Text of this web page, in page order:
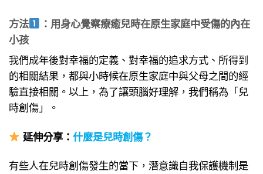
方法
：用身心覺察療癒兒時在原生家庭中受傷的內在
小孩
我們成年後對幸福的定義、對幸福的追求方式、所得到
的相關結果，都與小時候在原生家庭中與父母之間的經
驗直接相關。以上，為了讓頭腦好理解，我們稱為「兒
時創傷」。
延伸分享： 什麼是兒時創傷？
有些人在兒時創傷發生的當下，潛意識自我保護機制是